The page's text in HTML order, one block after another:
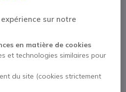
sur notre
en matière de cookies
et technologies similaires pour
du site (cookies strictement